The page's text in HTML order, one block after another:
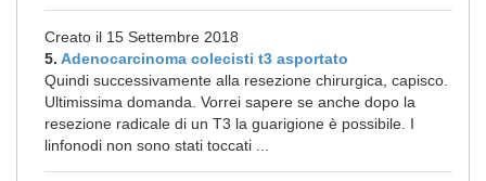
Creato il 15 Settembre 2018
5. Adenocarcinoma colecisti t3 asportato
Quindi successivamente alla resezione chirurgica, capisco.
Ultimissima domanda. Vorrei sapere se anche dopo la
resezione radicale di un T3 la guarigione è possibile. I
linfonodi non sono stati toccati ...